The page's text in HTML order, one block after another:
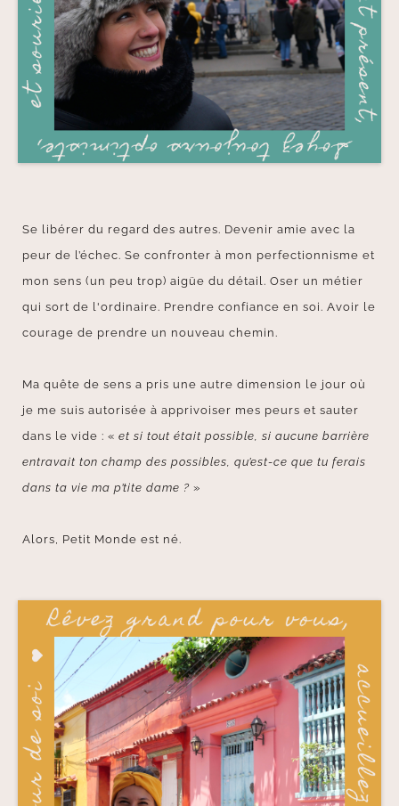
Se libérer du regard des autres. Devenir amie avec la
peur de l’échec. Se confronter à mon perfectionnisme et
mon sens (un peu trop) aigüe du détail. Oser un métier
qui sort de l'ordinaire. Prendre confiance en soi. Avoir le
courage de prendre un nouveau chemin.
Ma quête de sens a pris une autre dimension le jour où
je me suis autorisée à apprivoiser mes peurs et sauter
dans le vide : « et si tout était possible, si aucune barrière
entravait ton champ des possibles, qu’est-ce que tu ferais
dans ta vie ma p’tite dame ? »
Alors, Petit Monde est né.